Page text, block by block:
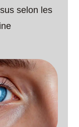
selon les